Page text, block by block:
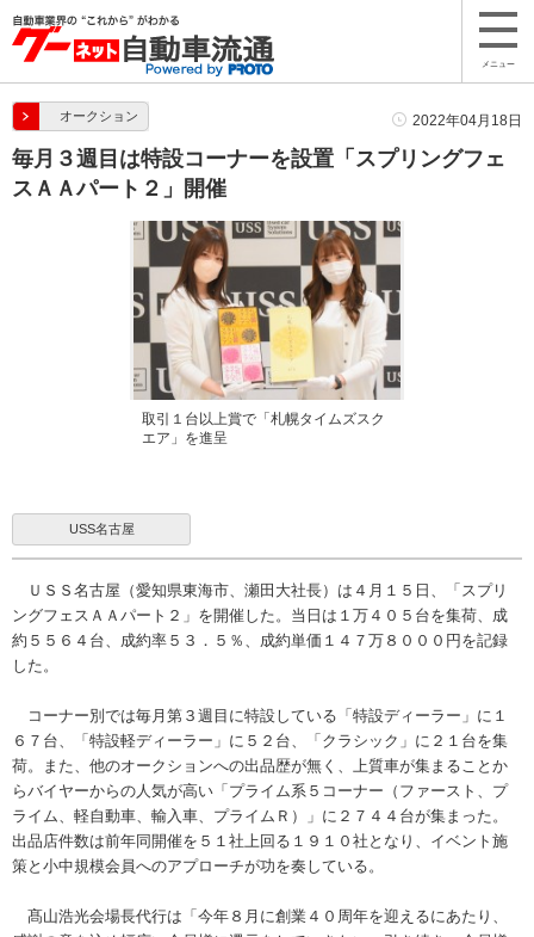
メニュー
オークション 2022年04月18日
毎月３週目は特設コーナーを設置「スプリングフェ
スＡＡパート２」開催
取引１台以上賞で「札幌タイムズスク
エア」を進呈
USS名古屋
ＵＳＳ名古屋（愛知県東海市、瀬田大社長）は４月１５日、「スプリ
ングフェスＡＡパート２」を開催した。当日は１万４０５台を集荷、成
約５５６４台、成約率５３．５％、成約単価１４７万８０００円を記録
した。
コーナー別では毎月第３週目に特設している「特設ディーラー」に１
６７台、「特設軽ディーラー」に５２台、「クラシック」に２１台を集
荷。また、他のオークションへの出品歴が無く、上質車が集まることか
らバイヤーからの人気が高い「プライム系５コーナー（ファースト、プ
ライム、軽自動車、輸入車、プライムＲ）」に２７４４台が集まった。
出品店件数は前年同開催を５１社上回る１９１０社となり、イベント施
策と小中規模会員へのアプローチが功を奏している。
髙山浩光会場長代行は「今年８月に創業４０周年を迎えるにあたり、